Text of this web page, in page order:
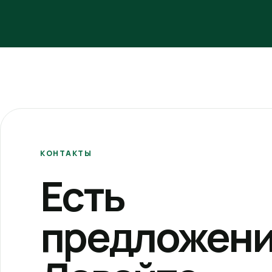
КОНТАКТЫ
Есть